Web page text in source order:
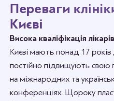
Переваги
Києві
Висока кваліфікація лікарів
Києві мають понад 17
постійно підвищують свою
на міжнародних та
конференціях. Щороку